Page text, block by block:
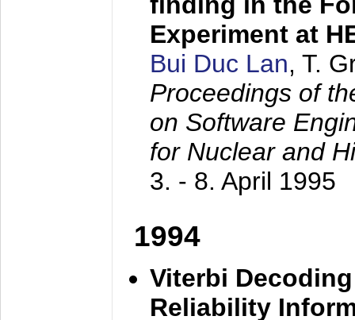
Experiment at
Bui Duc Lan, T.
Proceedings of
on Software
for Nuclear and
3. - 8. April 1995
1994
Viterbi
Reliability